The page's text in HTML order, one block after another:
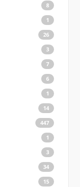
8
1
26
3
7
6
1
14
447
1
3
34
15